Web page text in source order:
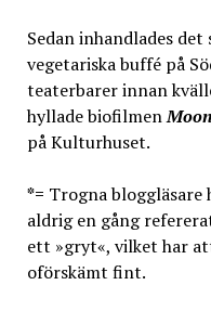
Sedan inhandlades
vegetariska buffé på
teaterbarer innan
hyllade biofilmen
på Kulturhuset.
*= Trogna
aldrig en gång
ett »gryt«, vilket har
oförskämt fint.